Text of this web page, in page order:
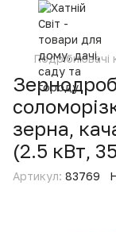
Подрібнювачі
зерна,
(2.5 кВт,
Артикул: 83769